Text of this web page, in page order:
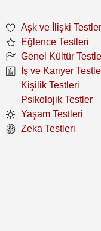
Aşk ve İlişki
Eğlence Testleri
Genel Kültür
İş ve Kariyer
Kişilik Testleri
Psikolojik Testler
Yaşam Testleri
Zeka Testleri